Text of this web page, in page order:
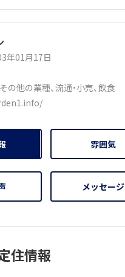
年01月17日
その他の業種、流通・小売、飲食
雰囲気
メッセージ
住情報